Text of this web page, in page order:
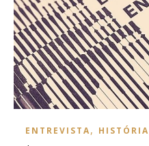
ENTREVISTA, HISTÓRIA